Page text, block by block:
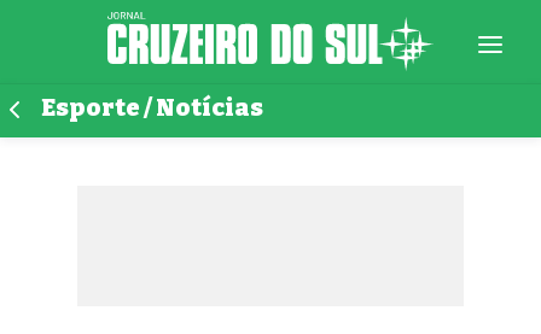
Esporte / Notícias